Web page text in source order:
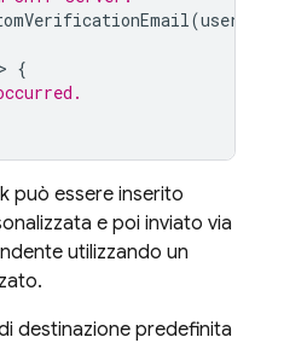
(
> {
può essere inserito
e poi inviato via
utilizzando un
destinazione predefinita